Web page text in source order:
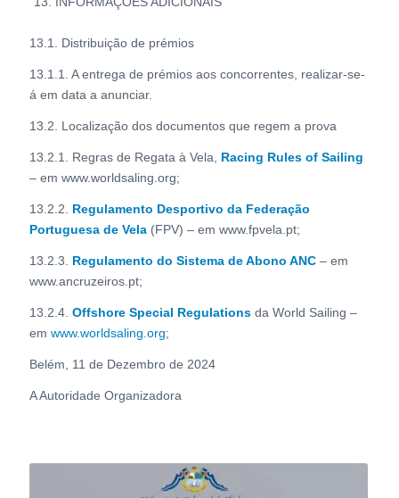
13.1. Distribuição de prémios
13.1.1. A entrega de prémios aos concorrentes, realizar-se-
á em data a anunciar.
13.2. Localização dos documentos que regem a prova
13.2.1. Regras de Regata à Vela, Racing Rules of Sailing
– em www.worldsaling.org;
13.2.2. Regulamento Desportivo da Federação
Portuguesa de Vela (FPV) – em www.fpvela.pt;
13.2.3. Regulamento do Sistema de Abono ANC – em
www.ancruzeiros.pt;
13.2.4. Offshore Special Regulations da World Sailing –
em www.worldsaling.org;
Belém, 11 de Dezembro de 2024
A Autoridade Organizadora